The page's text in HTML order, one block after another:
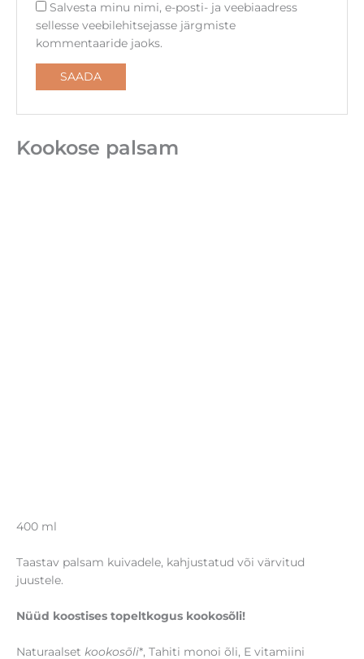
Salvesta minu nimi, e-posti- ja veebiaadress
sellesse veebilehitsejasse järgmiste
kommentaaride jaoks.
Kookose palsam
400 ml
Taastav palsam kuivadele, kahjustatud või värvitud
juustele.
Nüüd koostises topeltkogus kookosõli!
Naturaalset kookosõli*, Tahiti monoi õli, E vitamiini